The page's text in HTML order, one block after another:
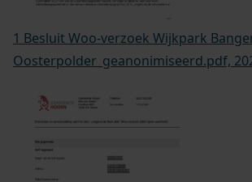
1 Besluit Woo-verzoek Wijkpark
Oosterpolder_geanonimiseerd.pdf,